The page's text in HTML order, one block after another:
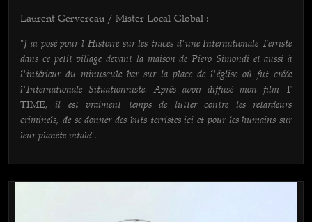
Laurent Gervereau / Mister Local-Global :
"J'ai posé pour l'Histoire sur les traces d'une Internationale Terriste
dans ce petit village devant la maison de Piero Simondi et aussi à
l'intérieur du minuscule bar sur la place de l'église où fut créée
l'Internationale Situationniste. Après avoir diffusé mon film T
TIME, il est vraiment temps de lutter contre les retardeurs
criminels, de se donner des buts terristes ici et pour les humains sur
leur planète vitale".